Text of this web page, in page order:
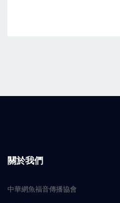
關於我們
中華網魚福音傳播協會